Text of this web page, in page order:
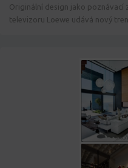
Originální design jako poznávací
televizoru Loewe udává nový